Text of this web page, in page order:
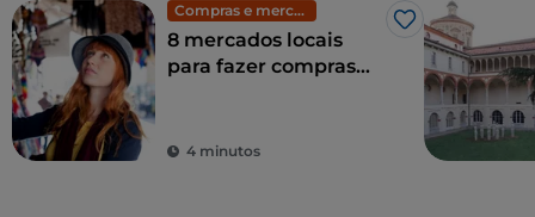
Compras e mercados
Gosto
8 mercados locais
para fazer compras
baixos
4 minutos